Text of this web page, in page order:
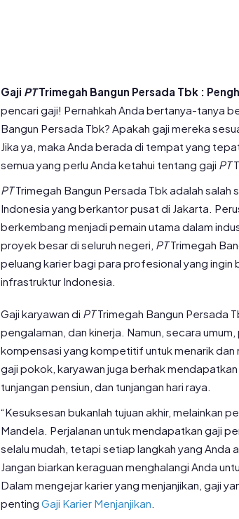
Gaji PTTrimegah Bangun Persada Tbk :
pencari gaji! Pernahkah Anda bertanya-tanya
Bangun Persada Tbk? Apakah gaji mereka
Jika ya, maka Anda berada di tempat yang
semua yang perlu Anda ketahui tentang gaji PT
PTTrimegah Bangun Persada Tbk adalah salah
Indonesia yang berkantor pusat di Jakarta.
berkembang menjadi pemain utama dalam
proyek besar di seluruh negeri, PTTrimegah
peluang karier bagi para profesional yang
infrastruktur Indonesia.
Gaji karyawan di PTTrimegah Bangun Persada
pengalaman, dan kinerja. Namun, secara
kompensasi yang kompetitif untuk menarik
gaji pokok, karyawan juga berhak
tunjangan pensiun, dan tunjangan hari raya.
“Kesuksesan bukanlah tujuan akhir, melainkan
Mandela. Perjalanan untuk mendapatkan gaji
selalu mudah, tetapi setiap langkah yang Anda
Jangan biarkan keraguan menghalangi Anda
Dalam mengejar karier yang menjanjikan, gaji
penting Gaji Karier Menjanjikan